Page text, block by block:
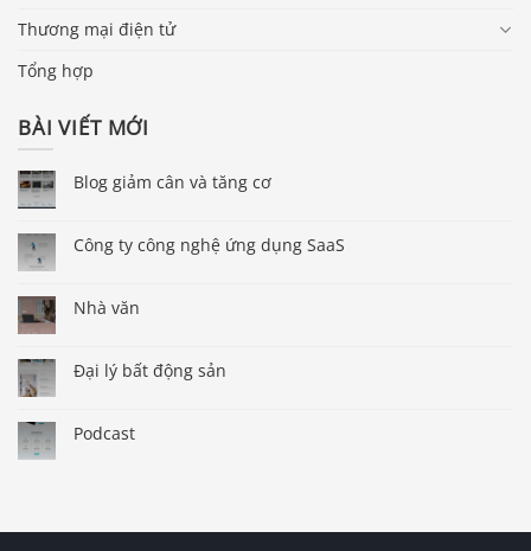
Thương mại điện tử
Tổng hợp
BÀI VIẾT MỚI
Blog giảm cân và tăng cơ
Công ty công nghệ ứng dụng SaaS
Nhà văn
Đại lý bất động sản
Podcast